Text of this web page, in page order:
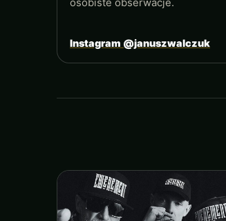
osobiste obserwacje.
Instagram @januszwalczuk